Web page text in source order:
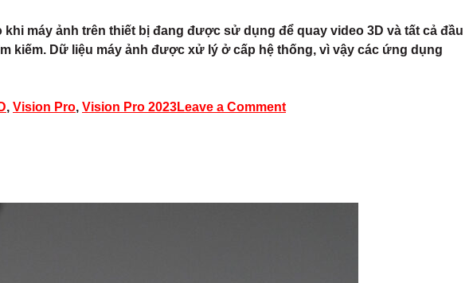
máy ảnh trên thiết bị đang được sử dụng để quay video 3D và tất cả đầu
kiếm. Dữ liệu máy ảnh được xử lý ở cấp hệ thống, vì vậy các ứng dụng
, Vision Pro, Vision Pro 2023Leave a Comment